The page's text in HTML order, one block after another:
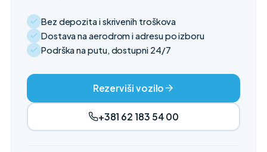
Bez depozita i skrivenih troškova
Dostava na aerodrom i adresu po izboru
Podrška na putu, dostupni 24/7
Rezerviši vozilo
+381 62 183 54 00